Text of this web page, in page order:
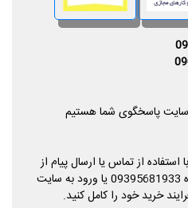
از تماس یا ارسال پیام از
طریق واتساپ یا پیامک با شماره 09395681933 یا ورود به سایت
خرید خود را کامل کنید.